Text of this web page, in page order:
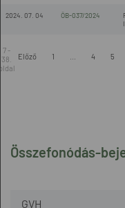
Összefonódás-
GVH
2024. 07. 04 ÖB-037/2024
7 -
38.
Előző 1 4 5